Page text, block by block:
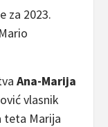
za 2023.
Ana-Marija
vlasnik
teta Marija